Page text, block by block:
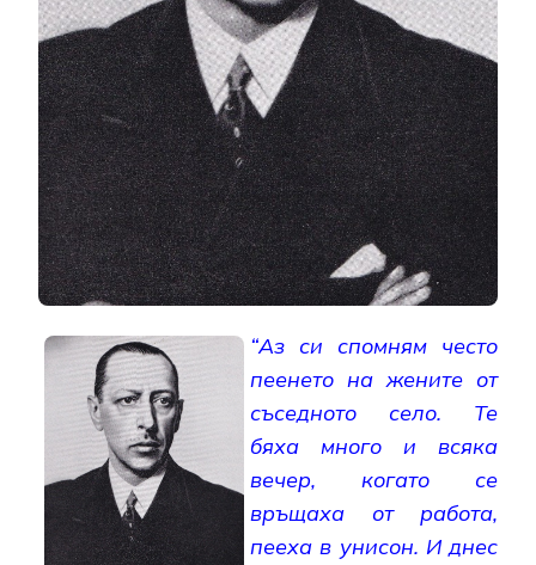
“Аз си спомням често
пеенето на жените от
съседното село. Те
бяха много и всяка
вечер, когато се
връщаха от работа,
пееха в унисон. И днес